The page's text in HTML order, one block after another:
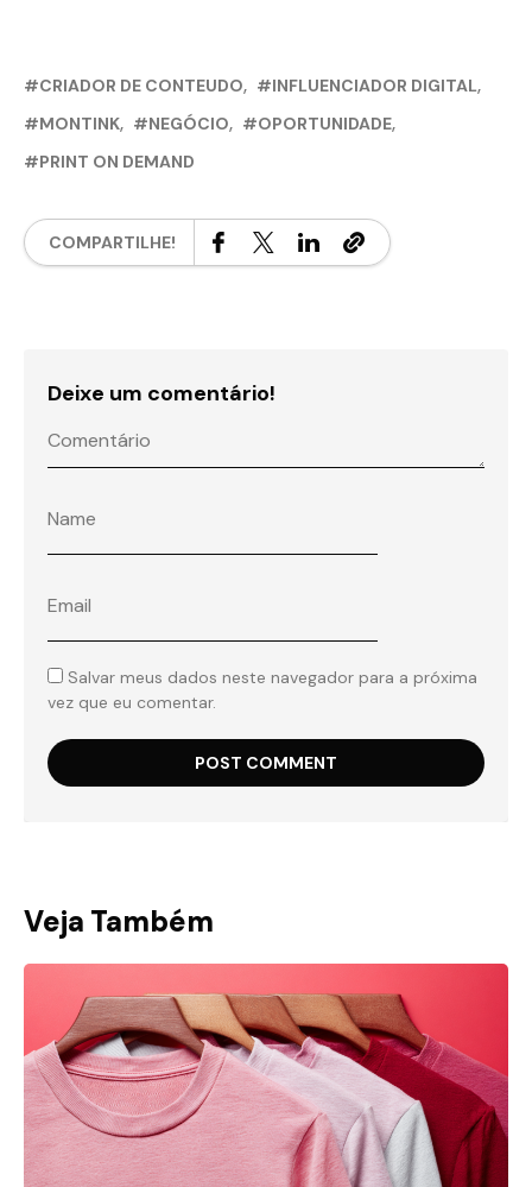
CRIADOR DE CONTEUDO
INFLUENCIADOR DIGITAL
MONTINK
NEGÓCIO
OPORTUNIDADE
PRINT ON DEMAND
COMPARTILHE!
Deixe um comentário!
Salvar meus dados neste navegador para a próxima
vez que eu comentar.
Veja Também